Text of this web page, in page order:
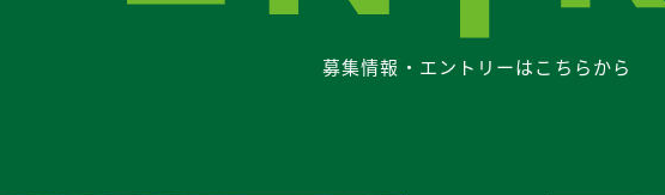
募集情報・エントリーはこちらから